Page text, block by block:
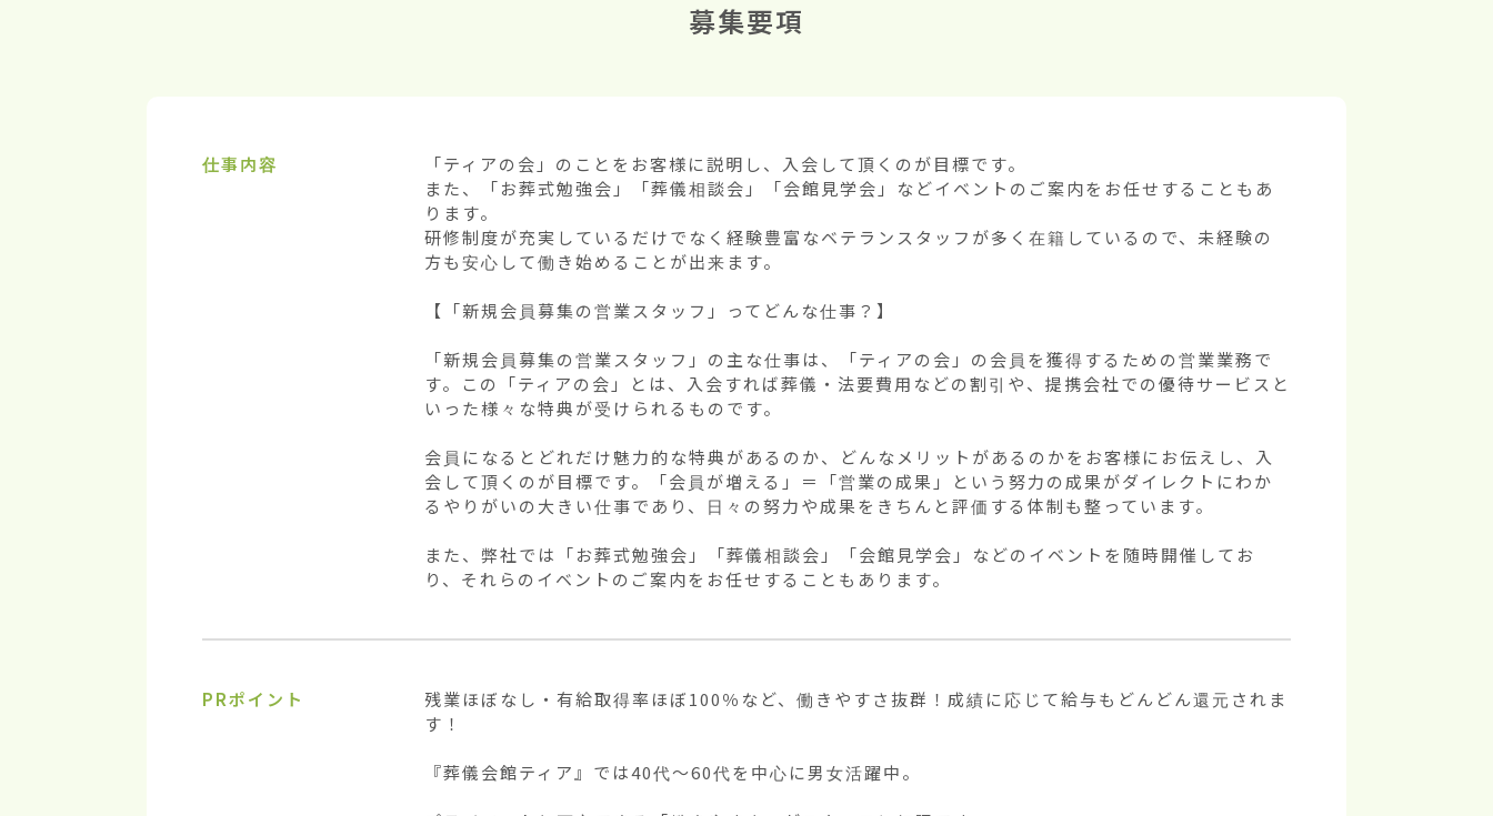
募集要項
仕事内容
「ティアの会」のことをお客様に説明し、入会して頂くのが目標です。
また、「お葬式勉強会」「葬儀相談会」「会館見学会」などイベントのご案内をお任せすることもあ
ります。
研修制度が充実しているだけでなく経験豊富なベテランスタッフが多く在籍しているので、未経験の
方も安心して働き始めることが出来ます。
【「新規会員募集の営業スタッフ」ってどんな仕事？】
「新規会員募集の営業スタッフ」の主な仕事は、「ティアの会」の会員を獲得するための営業業務で
す。この「ティアの会」とは、入会すれば葬儀・法要費用などの割引や、提携会社での優待サービスと
いった様々な特典が受けられるものです。
会員になるとどれだけ魅力的な特典があるのか、どんなメリットがあるのかをお客様にお伝えし、入
会して頂くのが目標です。「会員が増える」＝「営業の成果」という努力の成果がダイレクトにわか
るやりがいの大きい仕事であり、日々の努力や成果をきちんと評価する体制も整っています。
また、弊社では「お葬式勉強会」「葬儀相談会」「会館見学会」などのイベントを随時開催してお
り、それらのイベントのご案内をお任せすることもあります。
PRポイント
残業ほぼなし・有給取得率ほぼ100％など、働きやすさ抜群！成績に応じて給与もどんどん還元されま
す！
『葬儀会館ティア』では40代〜60代を中心に男女活躍中。